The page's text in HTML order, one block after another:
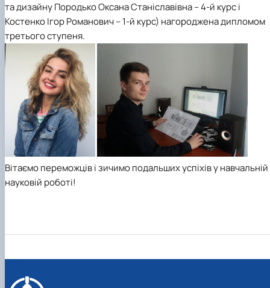
та дизайну Породько Оксана Станіславівна – 4-й курс і
Костенко Ігор Романович – 1-й курс) нагороджена дипломом
третього ступеня.
Вітаємо переможців і зичимо подальших успіхів у навчальній
науковій роботі!